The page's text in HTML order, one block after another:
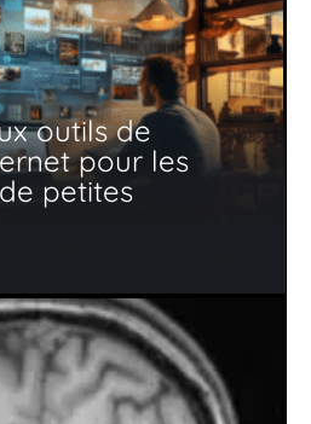
outils de
pour les
petites